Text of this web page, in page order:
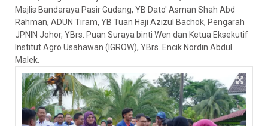
Majlis Bandaraya Pasir Gudang, YB Dato' Asman Shah Abd
Rahman, ADUN Tiram, YB Tuan Haji Azizul Bachok, Pengarah
JPNIN Johor, YBrs. Puan Suraya binti Wen dan Ketua Eksekutif
Institut Agro Usahawan (IGROW), YBrs. Encik Nordin Abdul
Malek.